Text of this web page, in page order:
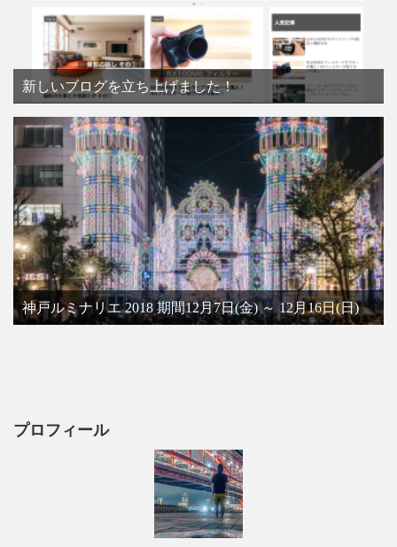
新しいブログを立ち上げました！
神戸ルミナリエ 2018 期間12月7日(金) ～ 12月16日(日)
プロフィール